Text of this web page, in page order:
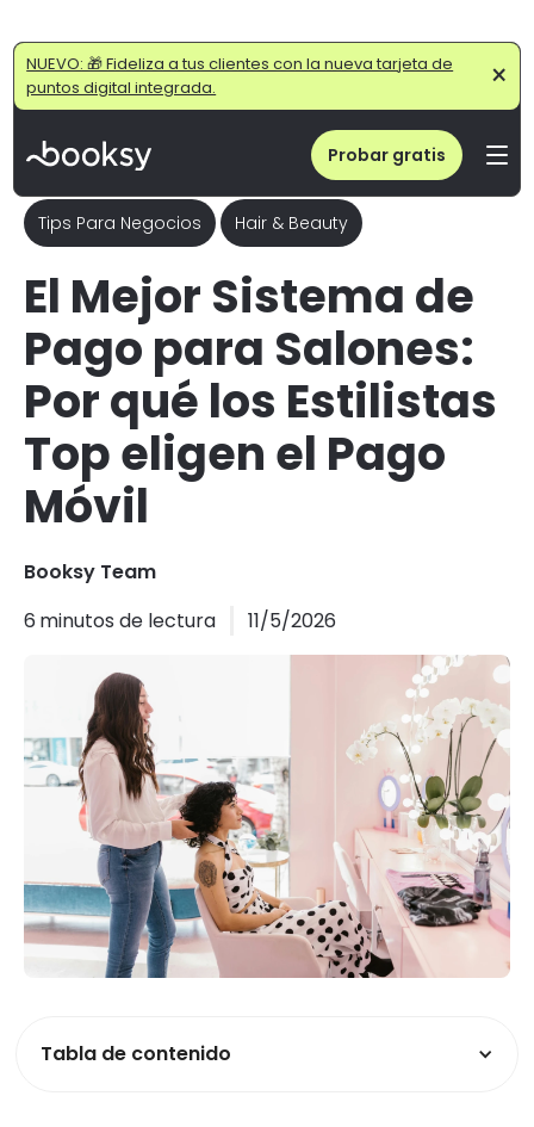
NUEVO: 🎁 Fideliza a tus clientes con la nueva tarjeta de
puntos digital integrada.
×
Probar gratis
Home/Blog/ Mejor Sistema de Pago para Peluquerías: Pásate al Pago Móvil con Booksy
Tips Para Negocios Hair & Beauty
El Mejor Sistema de
Pago para Salones:
Por qué los Estilistas
Top eligen el Pago
Móvil
Booksy Team
6 minutos de lectura 11/5/2026
Tabla de contenido